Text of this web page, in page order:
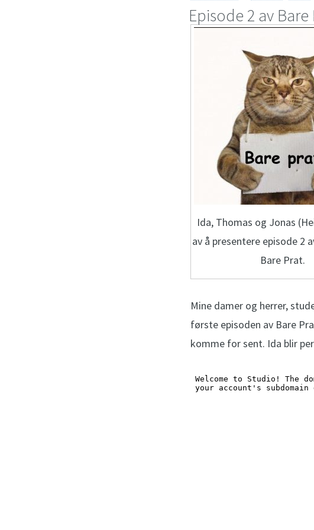
Episode 2 av Bare
Ida, Thomas og Jonas
av å presentere episode 2
Bare Prat.
Mine damer og herrer,
første episoden av Bare
komme for sent. Ida blir